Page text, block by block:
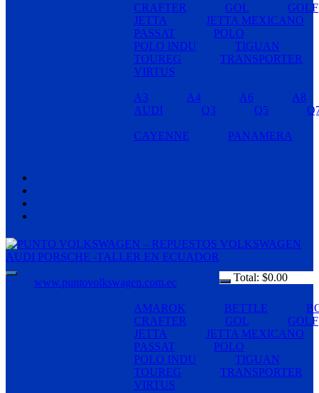
CRAFTER
GOL
GOLF
JETTA
JETTA MEXICANO
PASSAT
POLO
POLO INDU
TIGUAN
TOUREG
TRANSPORTER
VIRTUS
A3 A4 A6
A8
AUDI
Q3 Q5
CAYENNE PANAMERA
Total: $0.00
www.puntovolkswagen.com.ec
AMAROK BETTLE
CRAFTER
GOL
GOLF
JETTA
JETTA MEXICANO
PASSAT
POLO
POLO INDU
TIGUAN
TOUREG
TRANSPORTER
VIRTUS